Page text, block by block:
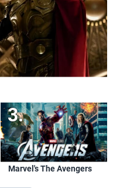
Marvel's The Avengers